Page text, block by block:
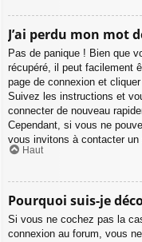
J’ai perdu mon mot
Pas de panique ! Bien que
récupéré, il peut facilement
page de connexion et
Suivez les instructions et
connecter de nouveau
Cependant, si vous ne
vous invitons à contacter un
Haut
Pourquoi suis-je
Si vous ne cochez pas la
connexion au forum, vous